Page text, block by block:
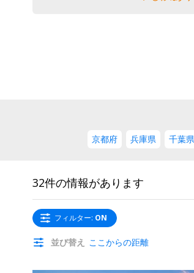
京都府
兵庫県 千葉県
32件の情報があります
フィルター: ON
並び替え ここからの距離